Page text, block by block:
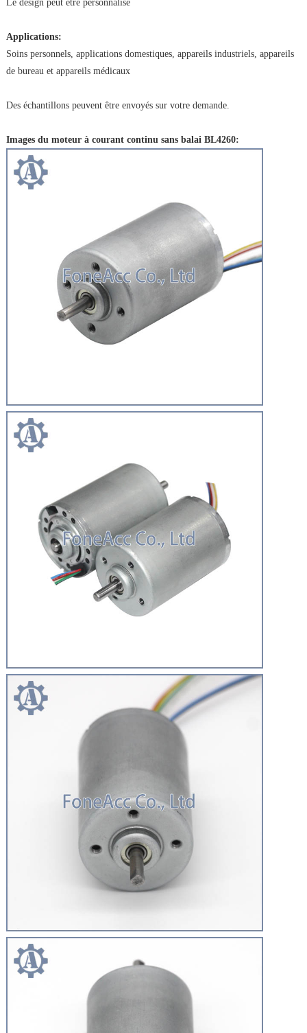
Le design peut être personnalisé
Applications:
Soins personnels, applications domestiques, appareils industriels, appareils
de bureau et appareils médicaux
Des échantillons peuvent être envoyés sur votre demande.
Images du moteur à courant continu sans balai BL4260: